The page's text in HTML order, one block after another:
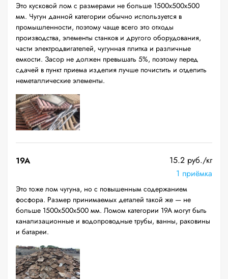
Это кусковой лом с размерами не больше 1500х500х500
мм. Чугун данной категории обычно используется в
промышленности, поэтому чаще всего это отходы
производства, элементы станков и другого оборудования,
части электродвигателей, чугунная плитка и различные
емкости. Засор не должен превышать 5%, поэтому перед
сдачей в пункт приема изделия лучше почистить и отделить
неметаллические элементы.
19A
15.2 руб./кг
1 приёмка
Это тоже лом чугуна, но с повышенным содержанием
фосфора. Размер принимаемых деталей такой же — не
больше 1500х500х500 мм. Ломом категории 19А могут быть
канализационные и водопроводные трубы, ванны, раковины
и батареи.